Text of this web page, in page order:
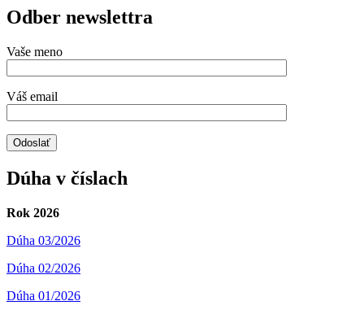
Odber newslettra
Vaše meno
Váš email
Dúha v číslach
Rok 2026
Dúha 03/2026
Dúha 02/2026
Dúha 01/2026